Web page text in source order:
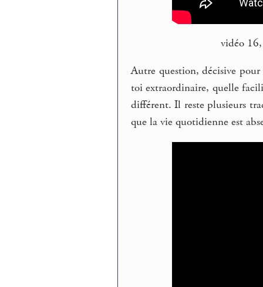
vidéo
Autre question, décisive
toi extraordinaire, quelle
différent. Il reste plusieurs
que la vie quotidienne est